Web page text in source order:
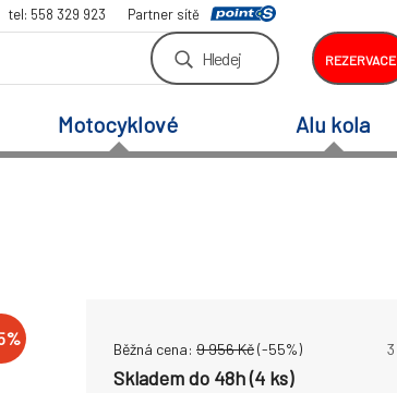
tel: 558 329 923 Partner sítě
Hledej REZERVACE
Motocyklové Alu kola
%
Běžná cena: 9 956Kč(-55%)
Skladem do 48h (4 ks)